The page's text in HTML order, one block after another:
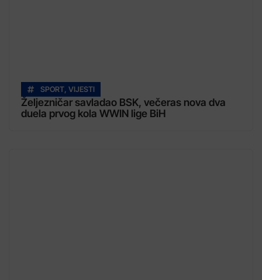
SPORT VIJESTI
Željezničar savladao BSK, večeras nova dva
duela prvog kola WWIN lige BiH